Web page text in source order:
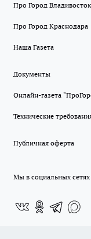
Про Город Владивосток
Про Город Краснодара
Наша Газета
Документы
Онлайн-газета
Технические
Публичная оферта
Мы в социальных сетях